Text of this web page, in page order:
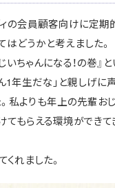
の会員顧客向けに定期
どうかと考えました。
いちゃんになる！の巻』と
1年生だな」と親しげ
私よりも年上の先輩お
てもらえる環境ができて
れました。